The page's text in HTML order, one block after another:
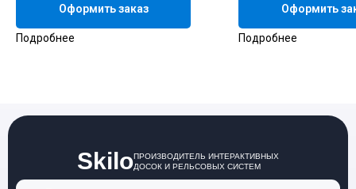
Оформить заказ
Подробнее
Оформить
Подробнее
SkiloПРОИЗВОДИТЕЛЬ ИНТЕРАКТИВНЫХ
ДОСОК И РЕЛЬСОВЫХ СИСТЕМ